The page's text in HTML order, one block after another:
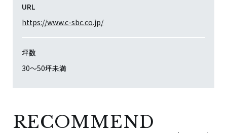
URL
https://www.c-sbc.co.jp/
坪数
30〜50坪未満
RECOMMEND